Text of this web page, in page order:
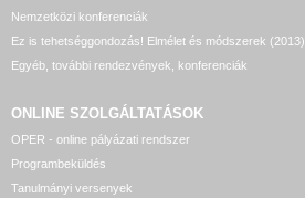
Nemzetközi konferenciák
Ez is tehetséggondozás! Elmélet és módszerek (2013)
Egyéb, további rendezvények, konferenciák
ONLINE SZOLGÁLTATÁSOK
OPER - online pályázati rendszer
Programbeküldés
Tanulmányi versenyek